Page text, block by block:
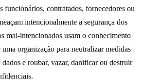
funcionários, contratados, fornecedores ou
intencionalmente a segurança dos
mal-intencionados usam o conhecimento
uma organização para neutralizar medidas
dados e roubar, vazar, danificar ou destruir